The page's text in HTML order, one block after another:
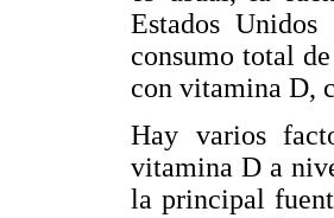
Estados
consumo total
con vitamina D,
Hay varios
vitamina D a
la principal